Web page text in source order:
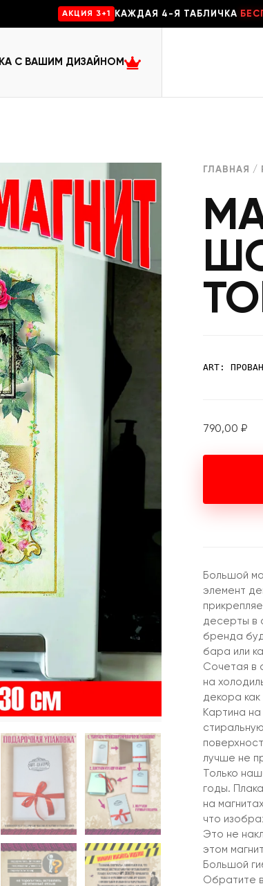
AKЦИЯ 3+1 КАЖДАЯ 4-Я ТАБЛИЧКА
С ВАШИМ ДИЗАЙНОМ
ГЛАВНАЯ /
ART:
790,00 ₽
Большой
элемент
десерты в
бренда
бара или
Сочетая в
на
декора как
Картина
лучше не
Только
годы.
на
что
Это не
этом
Большой
Обратите